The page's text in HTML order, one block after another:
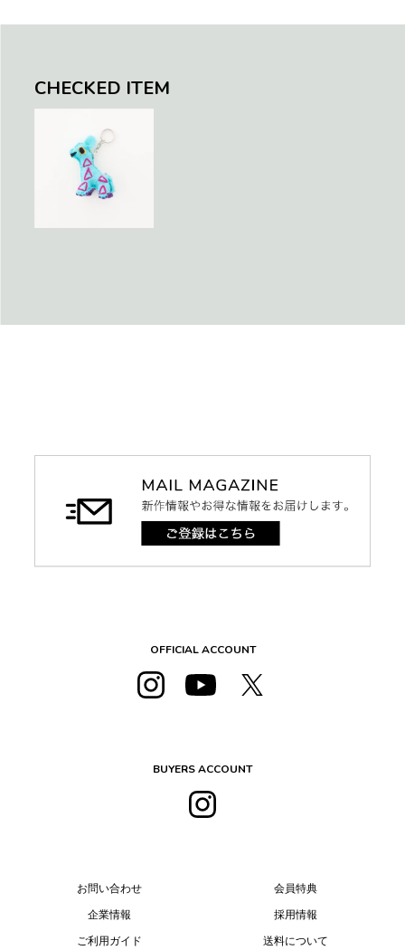
CHECKED ITEM
OFFICIAL ACCOUNT
BUYERS ACCOUNT
お問い合わせ
企業情報
ご利用ガイド
会員特典
採用情報
送料について